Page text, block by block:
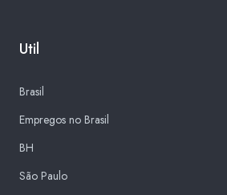
Util
Brasil
Empregos no Brasil
BH
São Paulo